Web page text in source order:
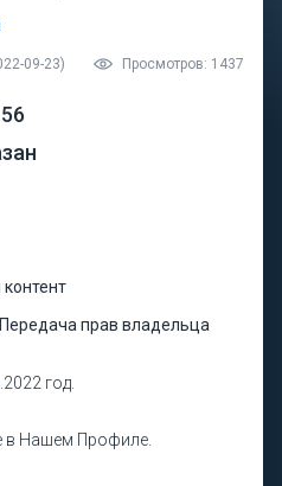
09-23) Просмотров: 1437
Передача прав владельца
год.
в Нашем Профиле.